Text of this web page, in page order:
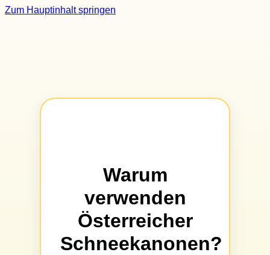
Zum Hauptinhalt springen
Warum
verwenden
Österreicher
Schneekanonen?